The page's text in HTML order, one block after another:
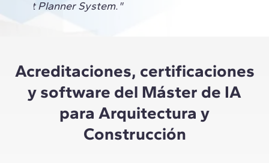
y Last Planner System."
Acreditaciones, certificaciones
y software del Máster de IA
para Arquitectura y
Construcción